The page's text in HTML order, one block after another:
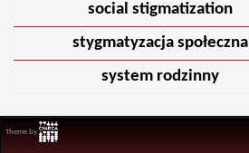
social stigmatization
stygmatyzacja społeczna
system rodzinny
Theme by